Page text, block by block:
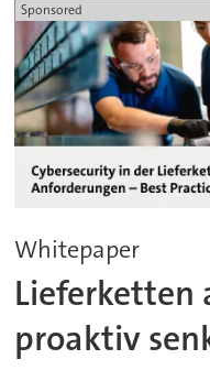
Sponsored
Whitepaper
Lieferketten
proaktiv